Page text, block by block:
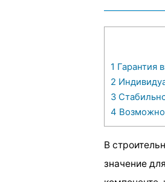
1 Гарантия
2
3
4
В
значение